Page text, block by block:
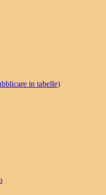
in tabelle)